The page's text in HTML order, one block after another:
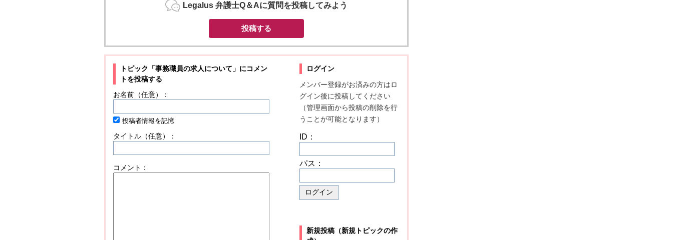
Legalus 弁護士Q＆Aに質問を投稿してみよう
投稿する
トピック「事務職員の求人について」にコメン
トを投稿する
お名前（任意）：
投稿者情報を記憶
タイトル（任意）：
コメント：
ログイン
メンバー登録がお済みの方はロ
グイン後に投稿してください
（管理画面から投稿の削除を行
うことが可能となります）
ID：
パス：
新規投稿（新規トピックの作